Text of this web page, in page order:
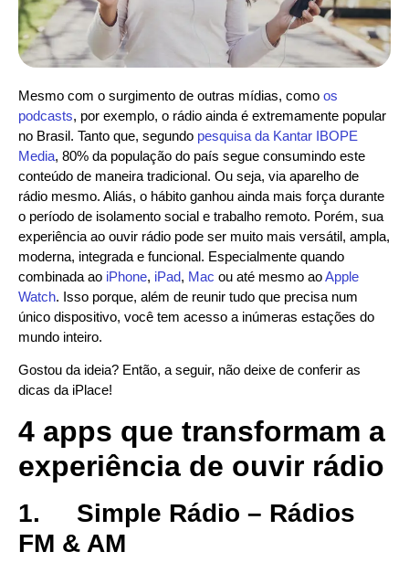
Mesmo com o surgimento de outras mídias, como os
podcasts, por exemplo, o rádio ainda é extremamente popular
no Brasil. Tanto que, segundo pesquisa da Kantar IBOPE
Media, 80% da população do país segue consumindo este
conteúdo de maneira tradicional. Ou seja, via aparelho de
rádio mesmo. Aliás, o hábito ganhou ainda mais força durante
o período de isolamento social e trabalho remoto. Porém, sua
experiência ao ouvir rádio pode ser muito mais versátil, ampla,
moderna, integrada e funcional. Especialmente quando
combinada ao iPhone, iPad, Mac ou até mesmo aoApple
Watch. Isso porque, além de reunir tudo que precisa num
único dispositivo, você tem acesso a inúmeras estações do
mundo inteiro.
Gostou da ideia? Então, a seguir, não deixe de conferir as
dicas da iPlace!
4 apps que transformam a
experiência de ouvir rádio
1. Simple Rádio – Rádios
FM & AM